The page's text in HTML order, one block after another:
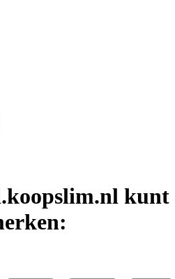
kunt